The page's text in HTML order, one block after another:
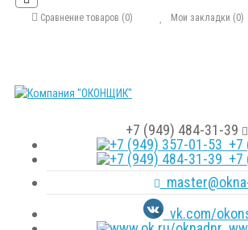
Мои закладки (0)
Сравнение товаров (0)
+7 (949) 484-31-39
+7
+7
vk.com/